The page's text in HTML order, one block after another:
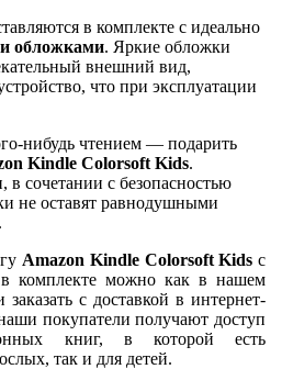
в комплекте с идеально
обложками. Яркие обложки
внешний вид,
что при эксплуатации
нибудь чтением — подарить
Kindle Colorsoft Kids.
сочетании с безопасностью
не оставят равнодушными
Amazon Kindle Colorsoft Kids с
в комплекте можно как в нашем
с доставкой в интернет-
покупатели получают доступ
книг, в которой есть
так и для детей.